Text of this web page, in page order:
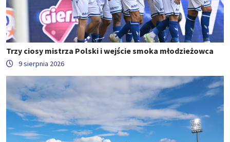
Trzy ciosy mistrza Polski i wejście smoka młodzieżowca
9 sierpnia 2026